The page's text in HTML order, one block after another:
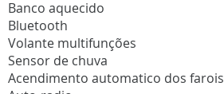
Banco aquecido
Bluetooth
Volante multifunções
Sensor de chuva
Acendimento automatico dos farois